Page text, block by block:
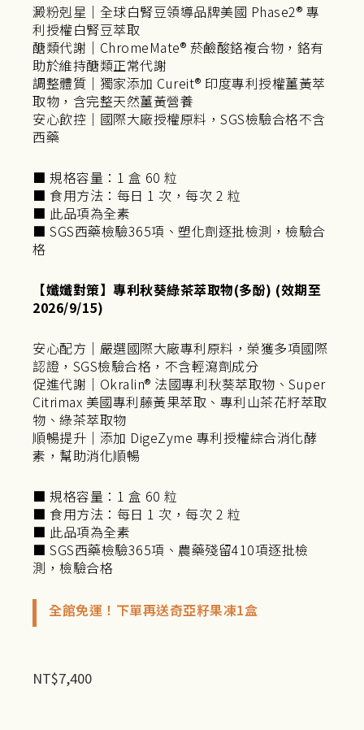
澱粉剋星｜全球白腎豆領導品牌美國 Phase2® 專
利授權白腎豆萃取
醣類代謝｜ChromeMate® 菸鹼酸鉻複合物，鉻有
助於維持醣類正常代謝
調整體質｜獨家添加 Cureit® 印度專利授權薑黃萃
取物，含完整天然薑黃營養
安心飲控｜國際大廠授權原料，SGS檢驗合格不含
西藥
■ 規格容量：1 盒 60 粒
■ 食用方法：每日 1 次，每次 2 粒
■ 此品項為全素
■ SGS西藥檢驗365項、塑化劑逐批檢測，檢驗合
格
【孅孅對策】專利秋葵綠茶萃取物(多酚) (效期至
2026/9/15)
安心配方｜嚴選國際大廠專利原料，榮獲多項國際
認證，SGS檢驗合格，不含輕瀉劑成分
促進代謝｜Okralin® 法國專利秋葵萃取物、Super
Citrimax 美國專利藤黃果萃取、專利山茶花籽萃取
物、綠茶萃取物
順暢提升｜添加 DigeZyme 專利授權綜合消化酵
素，幫助消化順暢
■ 規格容量：1 盒 60 粒
■ 食用方法：每日 1 次，每次 2 粒
■ 此品項為全素
■ SGS西藥檢驗365項、農藥殘留410項逐批檢
測，檢驗合格
全館免運！下單再送奇亞籽果凍1盒
NT$7,400